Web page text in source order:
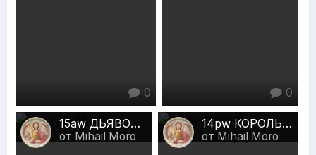
0 0
15aw ДЬЯВОЛ.jpg
от Mihail Moro
14pw КОРОЛЬ ПЕНТАКЛЕЙ.jpg
от Mihail Moro